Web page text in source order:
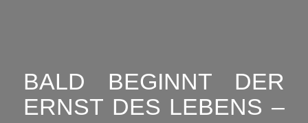
BALD BEGINNT DER
ERNST DES LEBENS –